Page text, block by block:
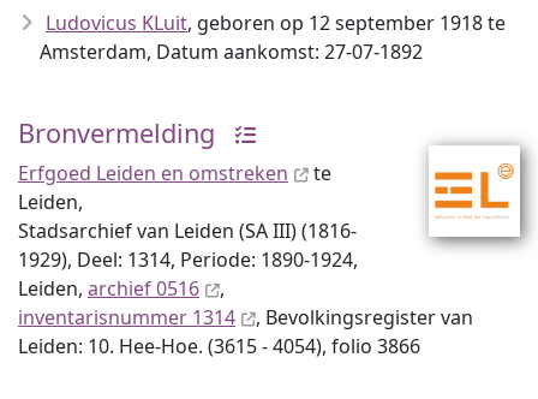
Ludovicus KLuit, geboren op 12 september 1918 te
Amsterdam, Datum aankomst: 27-07-1892
Bronvermelding
Erfgoed Leiden en omstreken
te
Leiden,
Stadsarchief van Leiden (SA III) (1816-
1929), Deel: 1314, Periode: 1890-1924,
Leiden, archief 0516
,
inventaris­num­mer 1314
, Bevolkingsregister van
Leiden: 10. Hee-Hoe. (3615 - 4054), folio 3866